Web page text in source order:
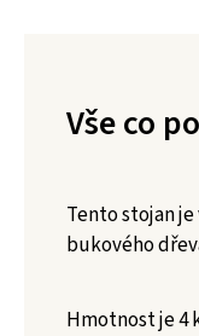
Vše co
Tento stojan
bukového
Hmotnost je 4